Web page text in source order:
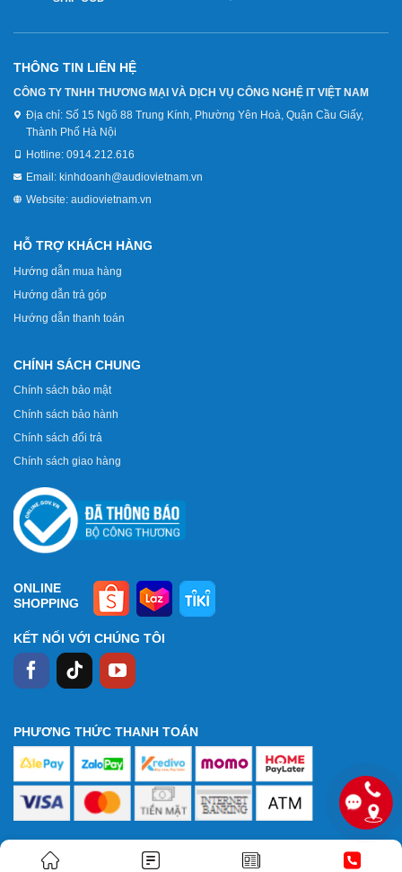
THÔNG TIN LIÊN HỆ
CÔNG TY TNHH THƯƠNG MẠI VÀ DỊCH VỤ CÔNG NGHỆ IT VIỆT NAM
Địa chỉ: Số 15 Ngõ 88 Trung Kính, Phường Yên Hoà, Quận Cầu Giấy,
Thành Phố Hà Nội
Hotline: 0914.212.616
Email: kinhdoanh@audiovietnam.vn
Website: audiovietnam.vn
HỖ TRỢ KHÁCH HÀNG
Hướng dẫn mua hàng
Hướng dẫn trả góp
Hướng dẫn thanh toán
CHÍNH SÁCH CHUNG
Chính sách bảo mật
Chính sách bảo hành
Chính sách đổi trả
Chính sách giao hàng
ONLINE
SHOPPING
KẾT NỐI VỚI CHÚNG TÔI
PHƯƠNG THỨC THANH TOÁN